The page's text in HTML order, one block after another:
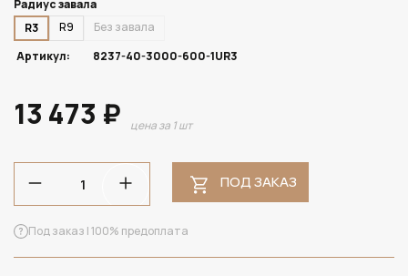
Радиус завала
R3
R9
Без завала
Артикул:
8237-40-3000-600-1UR3
13 473 ₽ цена за 1 шт
ПОД ЗАКАЗ
Под заказ | 100% предоплата